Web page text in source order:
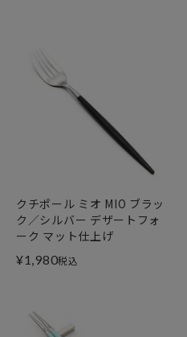
クチポール ミオ MIO ブラッ
ク／シルバー デザートフォ
ーク マット仕上げ
¥1,980税込